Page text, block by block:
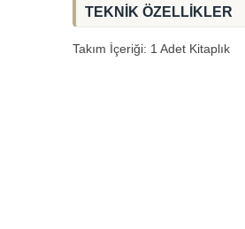
TEKNİK ÖZELLİKLER
Takım İçeriği: 1 Adet Kitaplık